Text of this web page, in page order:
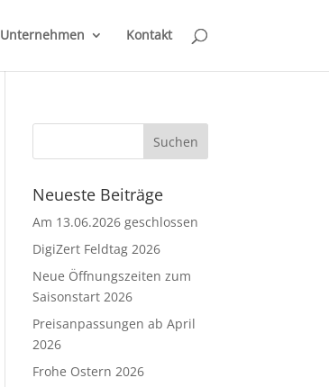
Unternehmen Kontakt
Neueste Beiträge
Am 13.06.2026 geschlossen
DigiZert Feldtag 2026
Neue Öffnungszeiten zum
Saisonstart 2026
Preisanpassungen ab April
2026
Frohe Ostern 2026